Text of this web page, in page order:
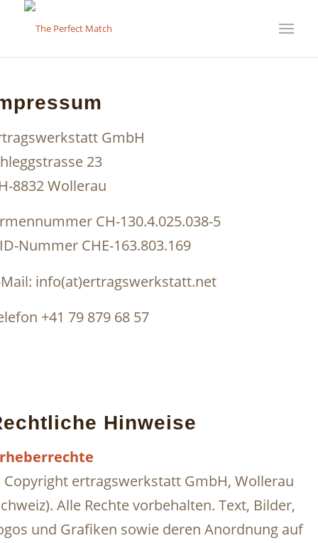
GmbH
23
8832 Wollerau
CH-130.4.025.038-5
Nummer CHE-163.803.169
info(at)ertragswerkstatt.net
+41 79 879 68 57
Hinweise
ertragswerkstatt GmbH, Wollerau
Alle Rechte vorbehalten. Text, Bilder,
und Grafiken sowie deren Anordnung auf